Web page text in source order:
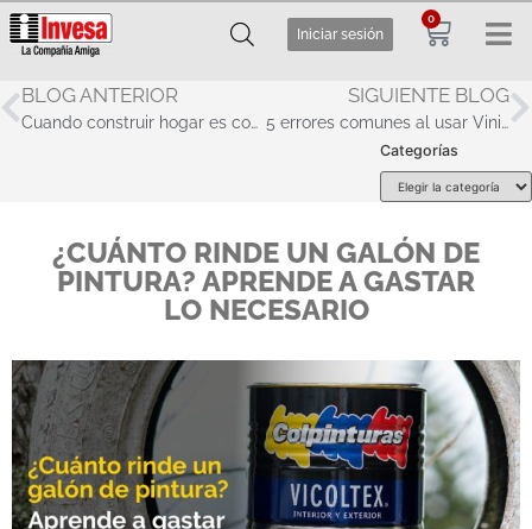
Iniciar sesión
0
BLOG ANTERIOR
Cuando construir hogar es construir esperanza
SIGUIENTE BLOG
5 errores comunes al usar Vinilos Colpinturas en casa y cómo evitarlos
Categorías
¿CUÁNTO RINDE UN GALÓN DE
PINTURA? APRENDE A GASTAR
LO NECESARIO